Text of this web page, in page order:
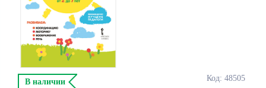
Код: 48505
В наличии